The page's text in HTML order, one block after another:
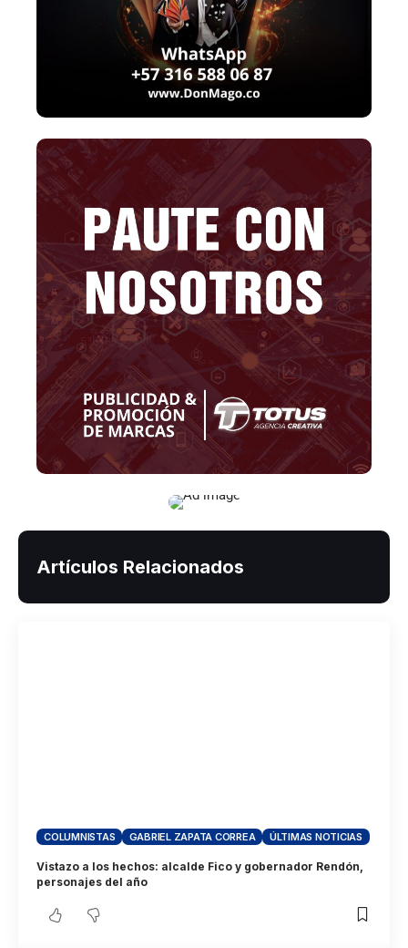
Artículos Relacionados
COLUMNISTAS GABRIEL ZAPATA CORREA ÚLTIMAS NOTICIAS
Vistazo a los hechos: alcalde Fico y gobernador Rendón,
personajes del año